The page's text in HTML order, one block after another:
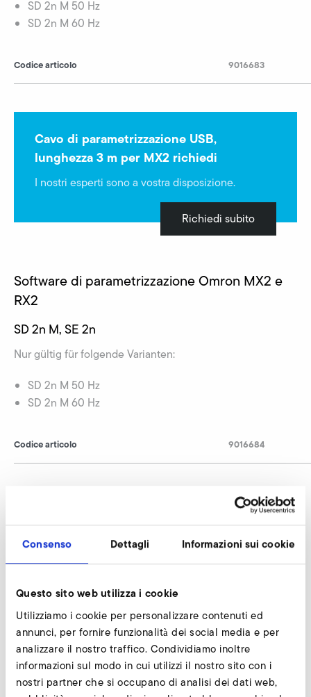
Consenso Dettagli Informazioni sui cookie
Questo sito web utilizza i cookie
Utilizziamo i cookie per personalizzare contenuti ed
annunci, per fornire funzionalità dei social media e per
analizzare il nostro traffico. Condividiamo inoltre
informazioni sul modo in cui utilizzi il nostro sito con i
nostri partner che si occupano di analisi dei dati web,
SD 2n M 50 Hz
SD 2n M 60 Hz
Codice articolo 9016683
Cavo di parametrizzazione USB,
lunghezza 3 m per MX2 richiedi
I nostri esperti sono a vostra disposizione.
Richiedi subito
Software di parametrizzazione Omron MX2 e
RX2
SD 2n M, SE 2n
Nur gültig für folgende Varianten:
SD 2n M 50 Hz
SD 2n M 60 Hz
Codice articolo 9016684
Software di parametrizzazione Omron
MX2 e RX2 richiedi
I nostri esperti sono a vostra disposizione.
Omron MX2 (categoria EMC C2, classe 230 V)